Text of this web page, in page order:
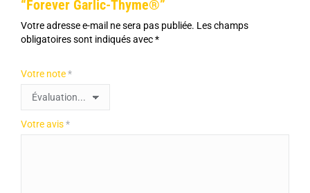
“Forever Garlic-Thyme®”
Votre adresse e-mail ne sera pas publiée. Les champs
obligatoires sont indiqués avec*
Votre note*
Votre avis*